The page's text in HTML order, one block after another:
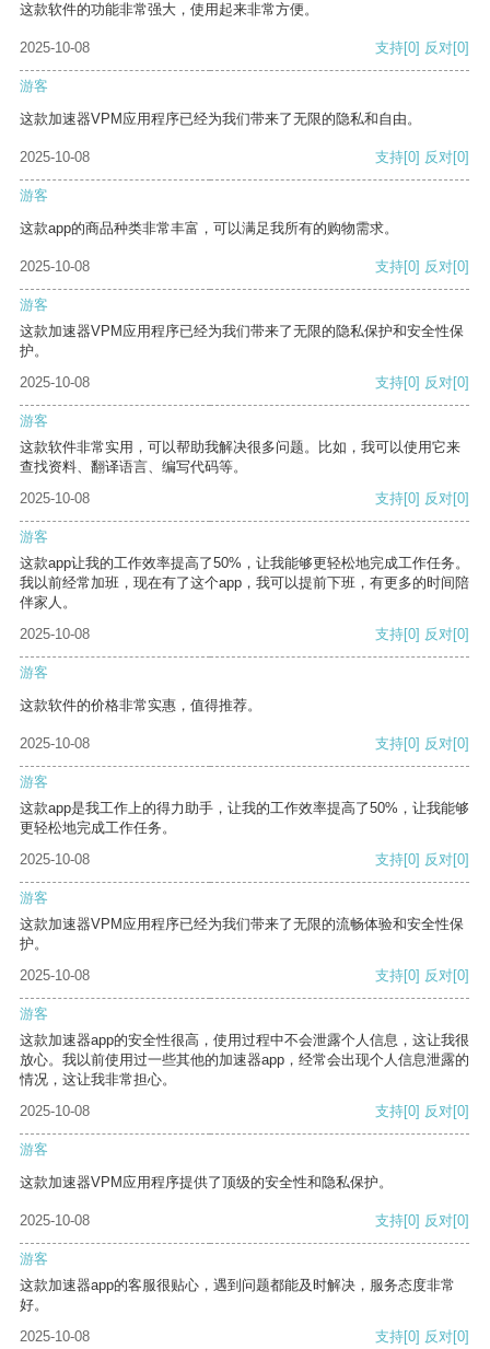
这款软件的功能非常强大，使用起来非常方便。
2025-10-08 支持[0] 反对[0]
游客
这款加速器VPM应用程序已经为我们带来了无限的隐私和自由。
2025-10-08 支持[0] 反对[0]
游客
这款app的商品种类非常丰富，可以满足我所有的购物需求。
2025-10-08 支持[0] 反对[0]
游客
这款加速器VPM应用程序已经为我们带来了无限的隐私保护和安全性保
护。
2025-10-08
支持[0] 反对[0]
游客
这款软件非常实用，可以帮助我解决很多问题。比如，我可以使用它来
查找资料、翻译语言、编写代码等。
2025-10-08
支持[0] 反对[0]
游客
这款app让我的工作效率提高了50%，让我能够更轻松地完成工作任务。
我以前经常加班，现在有了这个app，我可以提前下班，有更多的时间陪
伴家人。
2025-10-08
支持[0] 反对[0]
游客
这款软件的价格非常实惠，值得推荐。
2025-10-08 支持[0] 反对[0]
游客
这款app是我工作上的得力助手，让我的工作效率提高了50%，让我能够
更轻松地完成工作任务。
2025-10-08
支持[0] 反对[0]
游客
这款加速器VPM应用程序已经为我们带来了无限的流畅体验和安全性保
护。
2025-10-08
支持[0] 反对[0]
游客
这款加速器app的安全性很高，使用过程中不会泄露个人信息，这让我很
放心。我以前使用过一些其他的加速器app，经常会出现个人信息泄露的
情况，这让我非常担心。
2025-10-08
支持[0] 反对[0]
游客
这款加速器VPM应用程序提供了顶级的安全性和隐私保护。
2025-10-08 支持[0] 反对[0]
游客
这款加速器app的客服很贴心，遇到问题都能及时解决，服务态度非常
好。
2025-10-08
支持[0] 反对[0]